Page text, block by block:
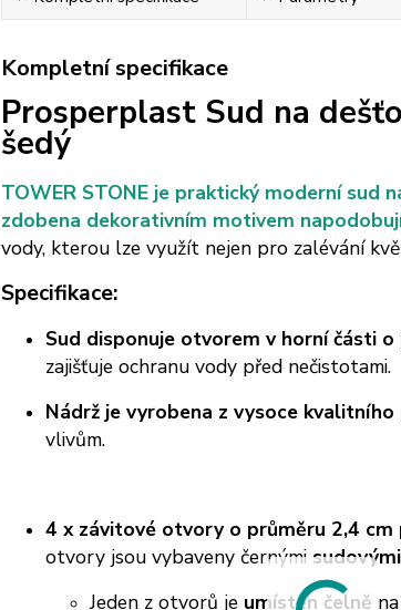
Kompletní specifikace
Prosperplast Sud na
šedý
TOWER STONE je praktický moderní sud
zdobena dekorativním motivem
vody, kterou lze využít nejen pro zalévání
Specifikace:
Sud disponuje otvorem v horní části
zajišťuje ochranu vody před nečistotami.
Nádrž je vyrobena z vysoce
vlivům.
4 x závitové otvory o průměru 2,4
otvory jsou vybaveny černými
Jeden z otvorů je umístěn čelně